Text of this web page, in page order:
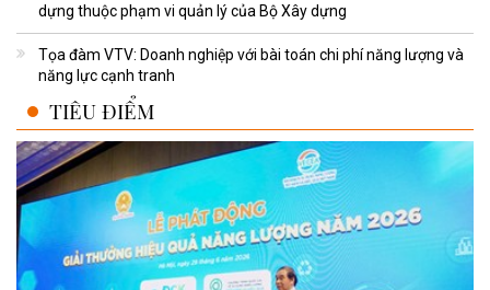
dựng thuộc phạm vi quản lý của Bộ Xây dựng
Tọa đàm VTV: Doanh nghiệp với bài toán chi phí năng lượng và
năng lực cạnh tranh
TIÊU ĐIỂM